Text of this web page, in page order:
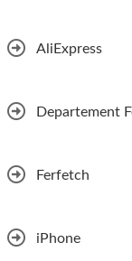
AliExpress
Departement
Ferfetch
iPhone